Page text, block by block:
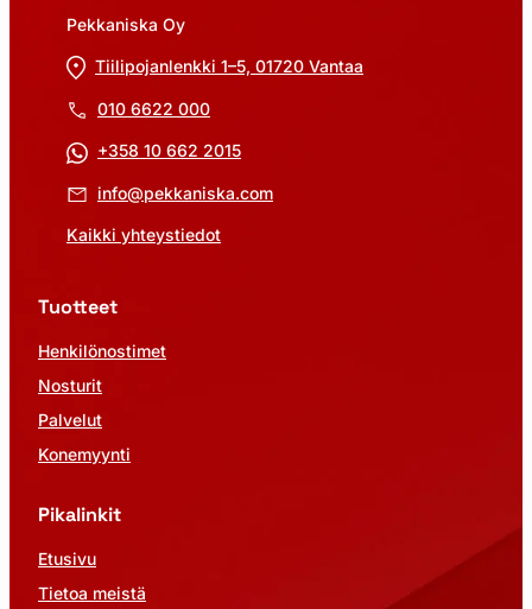
Pekkaniska Oy
Tiilipojanlenkki 1–5, 01720 Vantaa
010 6622 000
+358 10 662 2015
info@pekkaniska.com
Kaikki yhteystiedot
Tuotteet
Henkilönostimet
Nosturit
Palvelut
Konemyynti
Pikalinkit
Etusivu
Tietoa meistä